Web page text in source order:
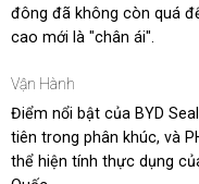
đông đã không còn quá
cao mới là "chân ái".
Vận Hành
Điểm nổi bật của BYD
tiên trong phân khúc, và
thể hiện tính thực dụng